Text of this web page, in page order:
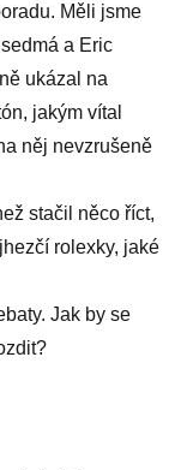
Měli jsme
a Eric
ukázal na
jakým vítal
něj nevzrušeně
stačil něco říct,
rolexky, jaké
Jak by se